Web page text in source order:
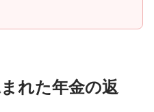
れた年金の返